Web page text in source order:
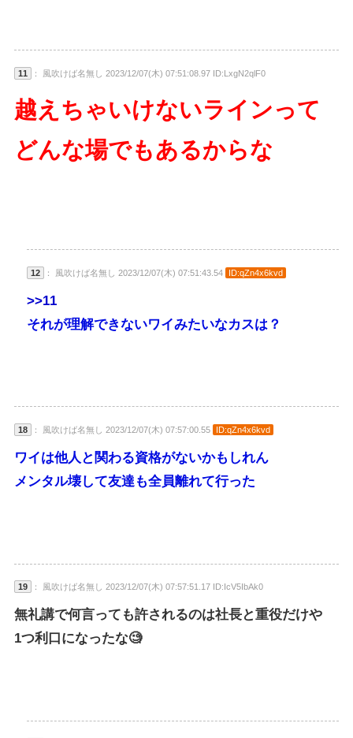
11 ： 風吹けば名無し 2023/12/07(木) 07:51:08.97 ID:LxgN2qlF0
越えちゃいけないラインって
どんな場でもあるからな
12 ： 風吹けば名無し 2023/12/07(木) 07:51:43.54 ID:qZn4x6kvd
>>11
それが理解できないワイみたいなカスは？
18 ： 風吹けば名無し 2023/12/07(木) 07:57:00.55 ID:qZn4x6kvd
ワイは他人と関わる資格がないかもしれん
メンタル壊して友達も全員離れて行った
19 ： 風吹けば名無し 2023/12/07(木) 07:57:51.17 ID:IcV5IbAk0
無礼講で何言っても許されるのは社長と重役だけや
1つ利口になったな🧐